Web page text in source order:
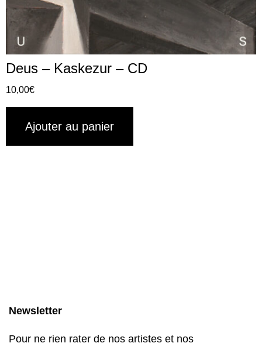
Deus – Kaskezur – CD
10,00€
Ajouter au panier
Newsletter
Pour ne rien rater de nos artistes et nos